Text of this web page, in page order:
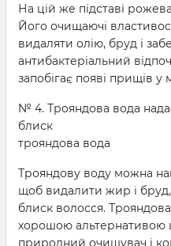
На цій же підставі
Його очищаючі
видаляти олію, бруд і
антибактеріальний
запобігає появі прищів у
№ 4. Трояндова вода
блиск
трояндова вода
Трояндову воду можна
щоб видалити жир і
блиск волосся.
хорошою альтернативою
природний очищувач і